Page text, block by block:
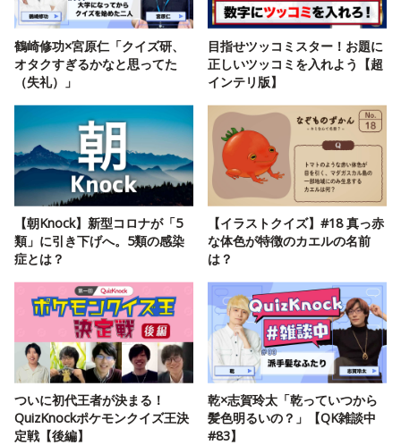
鶴崎修功×宮原仁「クイズ研、
オタクすぎるかなと思ってた
（失礼）」
目指せツッコミスター！お題に
正しいツッコミを入れよう【超
インテリ版】
【朝Knock】新型コロナが「5
類」に引き下げへ。5類の感染
症とは？
【イラストクイズ】#18 真っ赤
な体色が特徴のカエルの名前
は？
ついに初代王者が決まる！
QuizKnockポケモンクイズ王決
定戦【後編】
乾×志賀玲太「乾っていつから
髪色明るいの？」【QK雑談中
#83】